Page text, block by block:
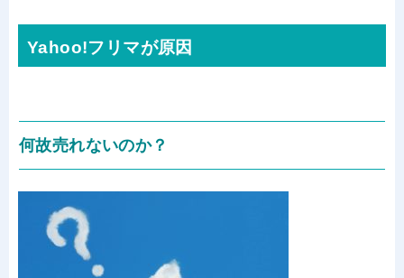
Yahoo!フリマが原因
何故売れないのか？